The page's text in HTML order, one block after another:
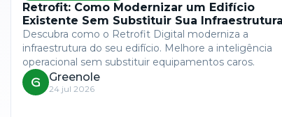
Retrofit: Como Modernizar um Edifício
Existente Sem Substituir Sua Infraestrutura
Descubra como o Retrofit Digital moderniza a
infraestrutura do seu edifício. Melhore a inteligência
operacional sem substituir equipamentos caros.
Greenole
24 jul 2026